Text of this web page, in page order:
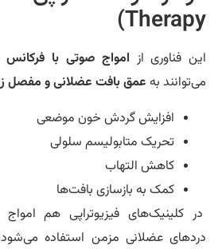
فناوری ازامواج صوتی با فرکانس بالا
بهعمق بافت عضلانی و مفصل زانو
افزایش گردش خون موضعی
تحریک متابولیسم سلولی
کاهش التهاب
کمک به بازسازی بافت‌ها
کلینیک‌های فیزیوتراپی هم امواج
عضلانی مزمن استفاده می‌شود؛